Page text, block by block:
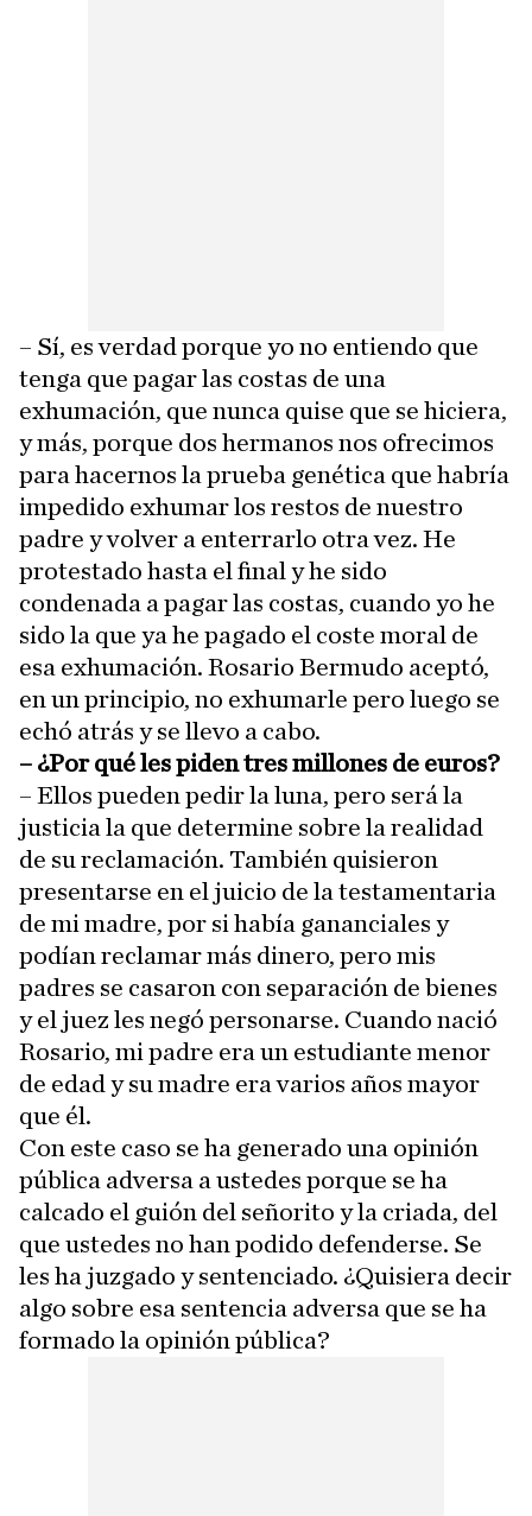
– Sí, es verdad porque yo no entiendo que
tenga que pagar las costas de una
exhumación, que nunca quise que se hiciera,
y más, porque dos hermanos nos ofrecimos
para hacernos la prueba genética que habría
impedido exhumar los restos de nuestro
padre y volver a enterrarlo otra vez. He
protestado hasta el final y he sido
condenada a pagar las costas, cuando yo he
sido la que ya he pagado el coste moral de
esa exhumación. Rosario Bermudo aceptó,
en un principio, no exhumarle pero luego se
echó atrás y se llevo a cabo.
– ¿Por qué les piden tres millones de euros?
– Ellos pueden pedir la luna, pero será la
justicia la que determine sobre la realidad
de su reclamación. También quisieron
presentarse en el juicio de la testamentaria
de mi madre, por si había gananciales y
podían reclamar más dinero, pero mis
padres se casaron con separación de bienes
y el juez les negó personarse. Cuando nació
Rosario, mi padre era un estudiante menor
de edad y su madre era varios años mayor
que él.
Con este caso se ha generado una opinión
pública adversa a ustedes porque se ha
calcado el guión del señorito y la criada, del
que ustedes no han podido defenderse. Se
les ha juzgado y sentenciado. ¿Quisiera decir
algo sobre esa sentencia adversa que se ha
formado la opinión pública?